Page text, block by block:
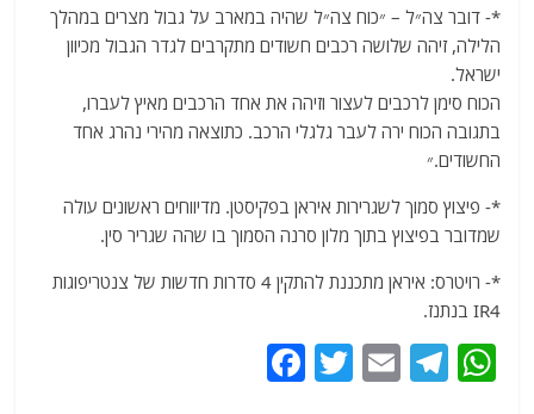
*- דובר צה״ל – ‏״כוח צה״ל שהיה במארב על גבול מצרים במהלך
הלילה, זיהה שלושה רכבים חשודים מתקרבים לגדר הגבול מכיוון
ישראל.
‏הכוח סימן לרכבים לעצור וזיהה את אחד הרכבים מאיץ לעברו,
בתגובה הכוח ירה לעבר גלגלי הרכב. ‏כתוצאה מהירי נהרג אחד
החשודים.״
*- פיצוץ סמוך לשגרירות איראן בפקיסטן. מדיווחים ראשונים עולה
שמדובר בפיצוץ בתוך מלון סרנה הסמוך בו שהה שגריר סין.
*- רויטרס: איראן מתכננת להתקין 4 סדרות חדשות של צנטריפוגות
IR4 בנתנז.
W
T
E
T